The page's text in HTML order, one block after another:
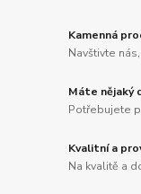
Kamenná
Navštivte
Máte nějaký
Potřebujete
Kvalitní a
Na kvalitě a